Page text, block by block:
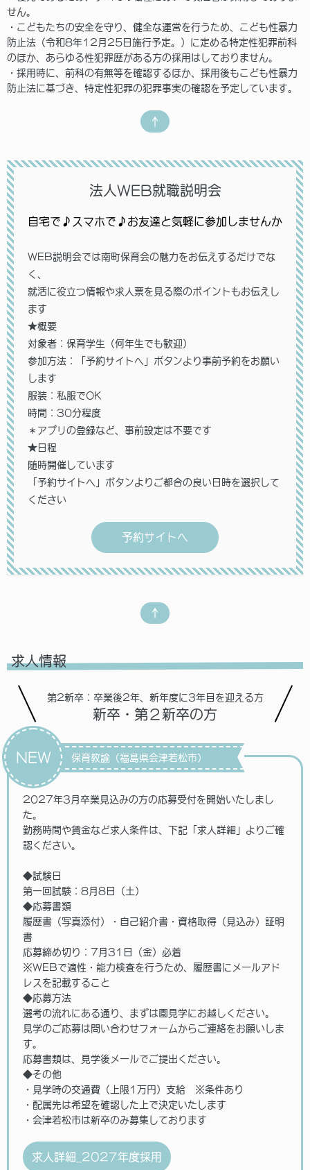
せん。
・こどもたちの安全を守り、健全な運営を行うため、こども性暴力
防止法（令和8年12月25日施行予定。）に定める特定性犯罪前科
のほか、あらゆる性犯罪歴がある方の採用はしておりません。
・採用時に、前科の有無等を確認するほか、採用後もこども性暴力
防止法に基づき、特定性犯罪の犯罪事実の確認を予定しています。
↑
法人WEB就職説明会
自宅で♪スマホで♪お友達と気軽に参加しませんか
WEB説明会では南町保育会の魅力をお伝えするだけでな
く、
就活に役立つ情報や求人票を見る際のポイントもお伝えし
ます
★概要
対象者：保育学生（何年生でも歓迎）
参加方法：「予約サイトへ」ボタンより事前予約をお願い
します
服装：私服でOK
時間：30分程度
＊アプリの登録など、事前設定は不要です
★日程
随時開催しています
「予約サイトへ」ボタンよりご都合の良い日時を選択して
ください
予約サイトへ
↑
求人情報
第2新卒：卒業後2年、新年度に3年目を迎える方
新卒・第２新卒の方
保育教諭（福島県会津若松市）
NEW
2027年3月卒業見込みの方の応募受付を開始いたしまし
た。
勤務時間や賃金など求人条件は、下記「求人詳細」よりご確
認ください。
◆試験日
第一回試験：8月8日（土）
◆応募書類
履歴書（写真添付）・自己紹介書・資格取得（見込み）証明
書
応募締め切り：7月31日（金）必着
※WEBで適性・能力検査を行うため、履歴書にメールアド
レスを記載すること
◆応募方法
選考の流れにある通り、まずは園見学にお越しください。
見学のご応募は問い合わせフォームからご連絡をお願いしま
す。
応募書類は、見学後メールでご提出ください。
◆その他
・見学時の交通費（上限1万円）支給 ※条件あり
・配属先は希望を確認した上で決定いたします
・会津若松市は新卒のみ募集しております
求人詳細_2027年度採用